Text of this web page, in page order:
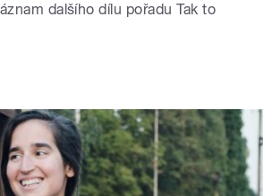
dalšího dílu pořadu Tak to